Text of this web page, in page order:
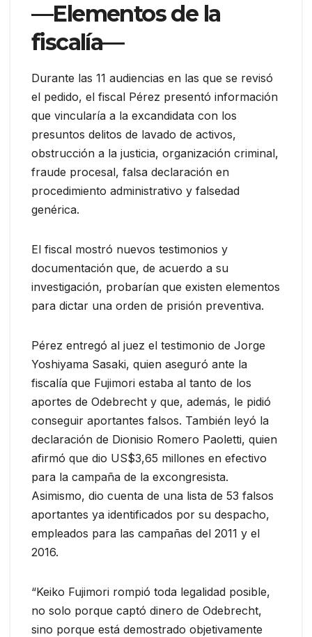
—Elementos de la
fiscalía—
Durante las 11 audiencias en las que se revisó
el pedido, el fiscal Pérez presentó información
que vincularía a la excandidata con los
presuntos delitos de lavado de activos,
obstrucción a la justicia, organización criminal,
fraude procesal, falsa declaración en
procedimiento administrativo y falsedad
genérica.
El fiscal mostró nuevos testimonios y
documentación que, de acuerdo a su
investigación, probarían que existen elementos
para dictar una orden de prisión preventiva.
Pérez entregó al juez el testimonio de Jorge
Yoshiyama Sasaki, quien aseguró ante la
fiscalía que Fujimori estaba al tanto de los
aportes de Odebrecht y que, además, le pidió
conseguir aportantes falsos. También leyó la
declaración de Dionisio Romero Paoletti, quien
afirmó que dio US$3,65 millones en efectivo
para la campaña de la excongresista.
Asimismo, dio cuenta de una lista de 53 falsos
aportantes ya identificados por su despacho,
empleados para las campañas del 2011 y el
2016.
“Keiko Fujimori rompió toda legalidad posible,
no solo porque captó dinero de Odebrecht,
sino porque está demostrado objetivamente